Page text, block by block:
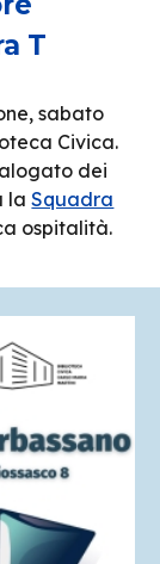
T
sabato
Civica.
dei
laSquadra
ospitalità.